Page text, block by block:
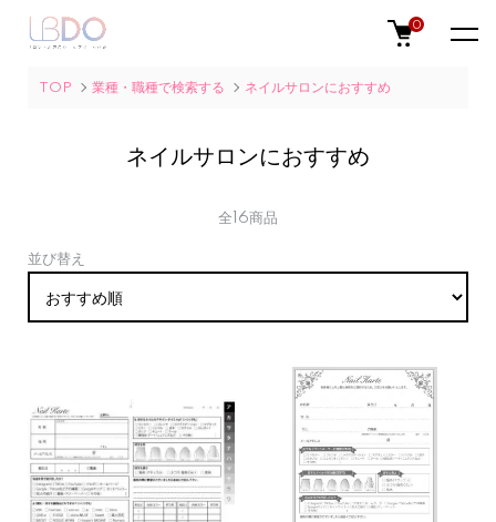
0
TOP 業種・職種で検索する ネイルサロンにおすすめ
ネイルサロンにおすすめ
全16商品
並び替え